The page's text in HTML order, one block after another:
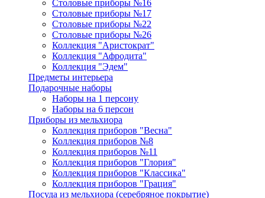
Столовые приборы №16
Столовые приборы №17
Столовые приборы №22
Столовые приборы №26
Коллекция "Аристократ"
Коллекция "Афродита"
Коллекция "Эдем"
Предметы интерьера
Подарочные наборы
Наборы на 1 персону
Наборы на 6 персон
Приборы из мельхиора
Коллекция приборов "Весна"
Коллекция приборов №8
Коллекция приборов №11
Коллекция приборов "Глория"
Коллекция приборов "Классика"
Коллекция приборов "Грация"
Посуда из мельхиора (серебряное покрытие)